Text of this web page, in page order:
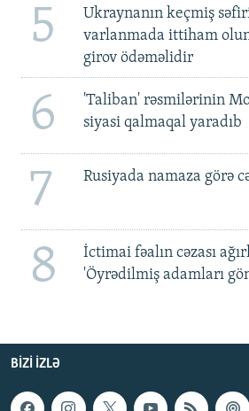
5
Ukraynanın keçmiş
varlanmada ittiham
girov ödəməlidir
6
'Taliban' rəsmilərinin
siyasi qalmaqal yaradıb
7 Rusiyada namaza görə
8
İctimai fəalın cəzası
'Öyrədilmiş adamları
BIZI IZLƏ